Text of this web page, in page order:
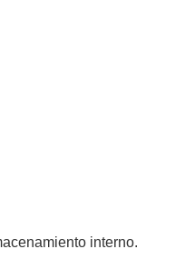
interno.